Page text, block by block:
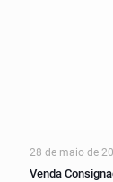
28 de maio de
Venda